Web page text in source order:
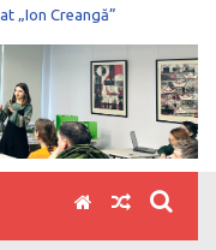
„Ion Creangă”